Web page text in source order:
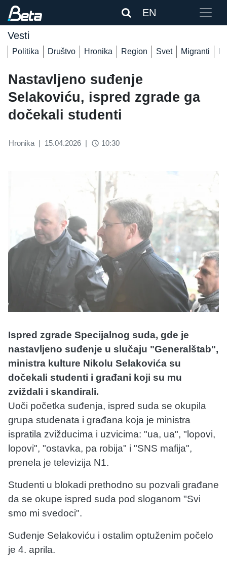
EN
Vesti
Politika Društvo Hronika Region Svet Migranti
Nastavljeno suđenje
Selakoviću, ispred zgrade ga
dočekali studenti
Hronika | 15.04.2026 | access_time 10:30
Ispred zgrade Specijalnog suda, gde je
nastavljeno suđenje u slučaju "Generalštab",
ministra kulture Nikolu Selakovića su
dočekali studenti i građani koji su mu
zviždali i skandirali.
Uoči početka suđenja, ispred suda se okupila
grupa studenata i građana koja je ministra
ispratila zvižducima i uzvicima: "ua, ua", "lopovi,
lopovi", "ostavka, pa robija" i "SNS mafija",
prenela je televizija N1.
Studenti u blokadi prethodno su pozvali građane
da se okupe ispred suda pod sloganom "Svi
smo mi svedoci".
Suđenje Selakoviću i ostalim optuženim počelo
je 4. aprila.